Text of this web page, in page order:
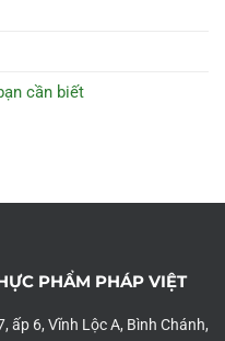
cần biết
PHẨM PHÁP VIỆT
ấp 6, Vĩnh Lộc A, Bình Chánh,